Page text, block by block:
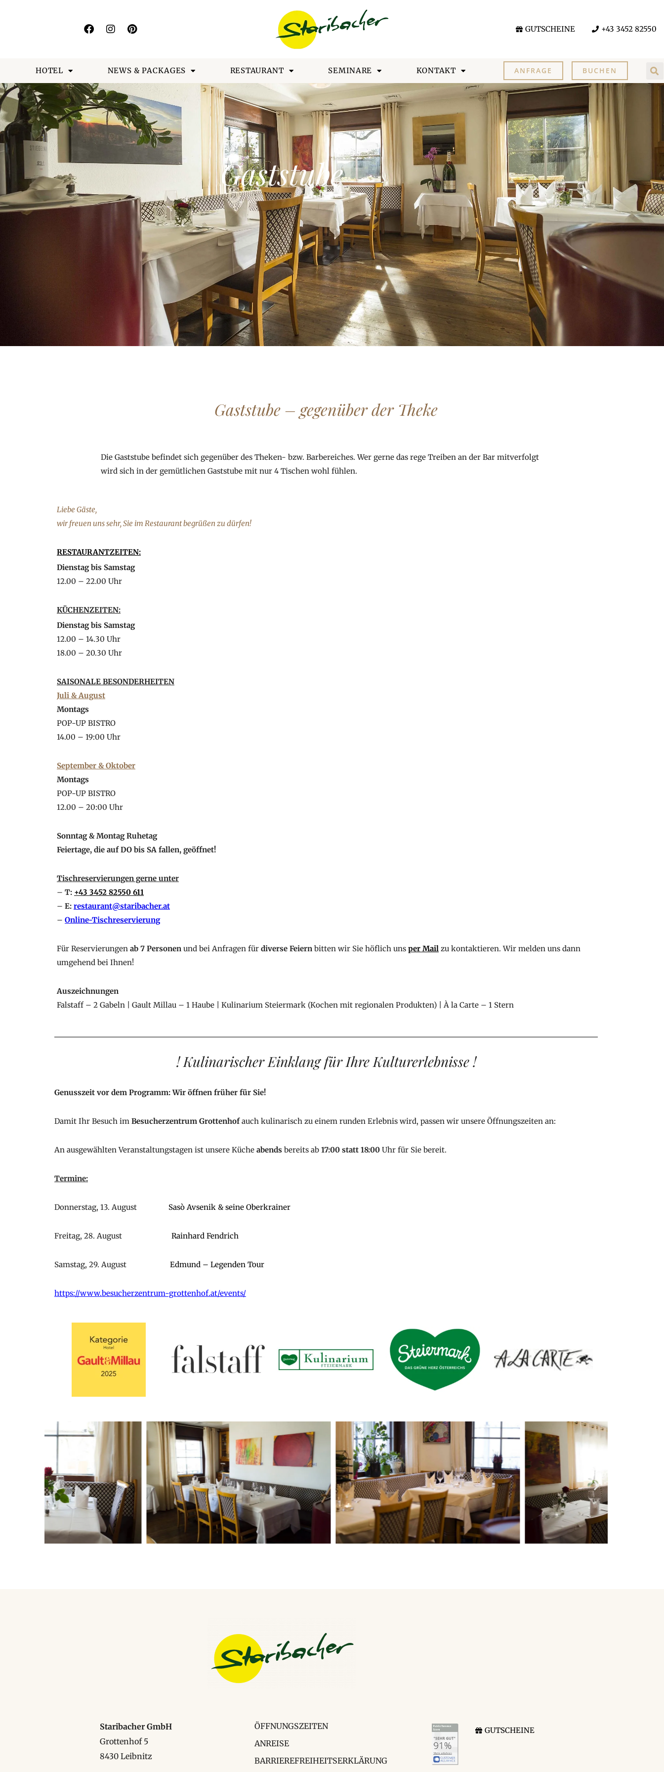
GUTSCHEINE +43 3452 82550
HOTEL NEWS & PACKAGES RESTAURANT SEMINARE KONTAKT ANFRAGE BUCHEN
Gaststube
Gaststube – gegenüber der Theke
Die Gaststube befindet sich gegenüber des Theken- bzw. Barbereiches. Wer gerne das rege Treiben an der Bar mitverfolgt
wird sich in der gemütlichen Gaststube mit nur 4 Tischen wohl fühlen.
Liebe Gäste,
wir freuen uns sehr, Sie im Restaurant begrüßen zu dürfen!
RESTAURANTZEITEN:
Dienstag bis Samstag
12.00 – 22.00 Uhr
KÜCHENZEITEN:
Dienstag bis Samstag
12.00 – 14.30 Uhr
18.00 – 20.30 Uhr
SAISONALE BESONDERHEITEN
Juli & August
Montags
POP-UP BISTRO
14.00 – 19:00 Uhr
September & Oktober
Montags
POP-UP BISTRO
12.00 – 20:00 Uhr
Sonntag & Montag Ruhetag
Feiertage, die auf DO bis SA fallen, geöffnet!
Tischreservierungen gerne unter
– T: +43 3452 82550 611
– E: restaurant@staribacher.at
– Online-Tischreservierung
Für Reservierungen ab 7 Personen und bei Anfragen für diverse Feiern bitten wir Sie höflich uns per Mail zu kontaktieren. Wir melden uns dann
umgehend bei Ihnen!
Auszeichnungen
Falstaff – 2 Gabeln
| Gault Millau – 1 Haube | Kulinarium Steiermark (Kochen mit regionalen Produkten) | À la Carte – 1 Stern
! Kulinarischer Einklang für Ihre Kulturerlebnisse !
Genusszeit vor dem Programm: Wir öffnen früher für Sie!
Damit Ihr Besuch im Besucherzentrum Grottenhofauch kulinarisch zu einem runden Erlebnis wird, passen wir unsere Öffnungszeiten an:
An ausgewählten Veranstaltungstagen ist unsere Küche abends bereits ab 17:00 statt 18:00 Uhr für Sie bereit.
Termine:
Donnerstag, 13. August Sasò Avsenik & seine Oberkrainer
Freitag, 28. August Rainhard Fendrich
Samstag, 29. August Edmund – Legenden Tour
https://www.besucherzentrum-grottenhof.at/events/
Staribacher GmbH
Grottenhof 5
8430 Leibnitz
ÖFFNUNGSZEITEN
ANREISE
BARRIEREFREIHEITSERKLÄRUNG
GUTSCHEINE